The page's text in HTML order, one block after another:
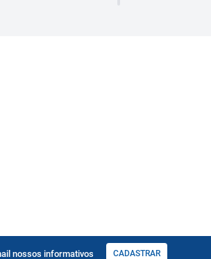
nossos informativos CADASTRAR